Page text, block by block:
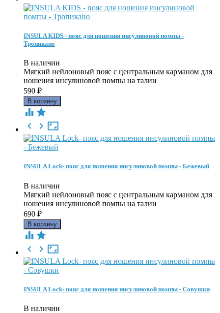
INSULA KIDS - пояс для ношения инсулиновой помпы -
Тропикано
В наличии
Мягкий нейлоновый пояс c центральным карманом для
ношения инсулиновой помпы на талии
590 ₽
 

 
INSULA Lock- пояс для ношения инсулиновой помпы - Бежевый
В наличии
Мягкий нейлоновый пояс c центральным карманом для
ношения инсулиновой помпы на талии
690 ₽
 

 
INSULA Lock- пояс для ношения инсулиновой помпы - Совушки
В наличии